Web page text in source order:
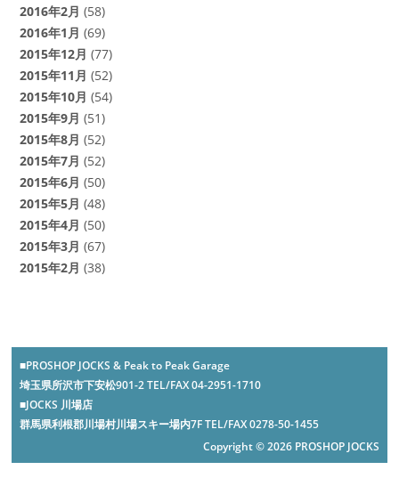
2016年2月 (58)
2016年1月 (69)
2015年12月 (77)
2015年11月 (52)
2015年10月 (54)
2015年9月 (51)
2015年8月 (52)
2015年7月 (52)
2015年6月 (50)
2015年5月 (48)
2015年4月 (50)
2015年3月 (67)
2015年2月 (38)
■PROSHOP JOCKS & Peak to Peak Garage
埼玉県所沢市下安松901-2 TEL/FAX 04-2951-1710
■JOCKS 川場店
群馬県利根郡川場村川場スキー場内7F TEL/FAX 0278-50-1455
Copyright © 2026 PROSHOP JOCKS